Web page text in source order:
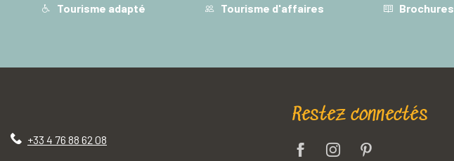
Tourisme adapté Tourisme d'affaires Brochures
+33 4 76 88 62 08
Restez connectés